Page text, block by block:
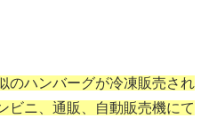
のハンバーグが冷凍販売され
ビニ、通販、自動販売機にて